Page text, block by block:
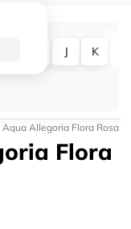
J K
Aqua Allegoria Flora Rosa
Flora